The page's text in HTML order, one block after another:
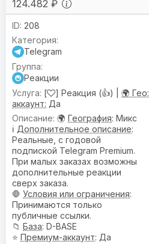
124.482 ₽
208
Telegram
Реакции
[
] Реакция (👍) | 🌍 Гео:
аккаунт: Да
🌍 География: Микс
ℹ️ Дополнительное описание:
Реальные, с годовой
подпиской Telegram Premium.
При малых заказах возможны
дополнительные реакции
сверх заказа.
🛑 Условия или ограничения:
Принимаются только
публичные ссылки.
📁 База: D-BASE
⭐ Премиум-аккаунт: Да